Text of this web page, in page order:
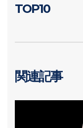
TOP10
関連記事